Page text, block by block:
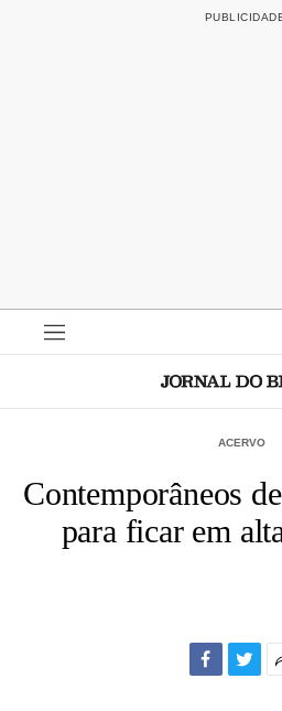
ACERVO
Contemporâneos
para ficar em